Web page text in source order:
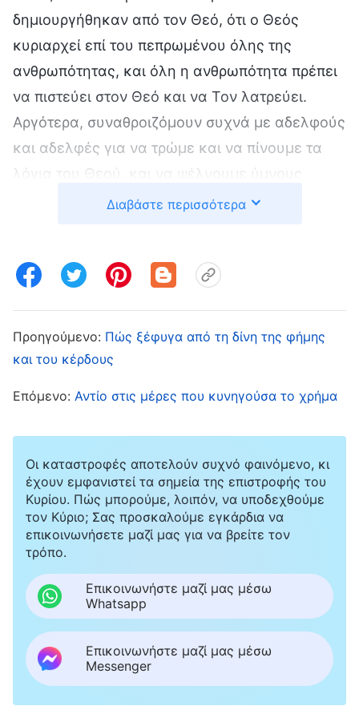
δημιουργήθηκαν από τον Θεό, ότι ο Θεός
κυριαρχεί επί του πεπρωμένου όλης της
ανθρωπότητας, και όλη η ανθρωπότητα πρέπει
να πιστεύει στον Θεό και να Τον λατρεύει.
Αργότερα, συναθροιζόμουν συχνά με αδελφούς
και αδελφές για να τρώμε και να πίνουμε τα
λόγια του Θεού, και να ψέλνουμε ύμνους
δοξολογίας προς τον Θεό. Το απολάμβανα
κάνω καθήκοντα. Ήμουν υπεύθυνη για τις
περίοδο, ήταν η χαμηλή σεζόν για τις πωλήσεις
στο αποστακτήριο, και δούλευα μόνο τις μισές
Κυριακές. Η δουλειά μου δεν με εμπόδιζε να
καθήκον μου.
Το φθινόπωρο του 2006, είχε πάρα πολλή
δουλειά στο αποστακτήριο. Χρειαζόταν να
δουλεύω πάνω από δέκα ώρες τη μέρα
τουλάχιστον. Ο διευθυντής του αποστακτηρίου
έλεγε συχνά στα μίτινγκ: «Τώρα είναι η
περίοδος της μέγιστης παραγωγής. Ως
επικεφαλής ομάδας, πρέπει να βρεις τρόπους
να πετύχεις τον στόχο της παραγωγής εντός
της προθεσμίας. Δεν πρέπει να πάρεις άδεια, να
Διαβάστε περισσότερα
Προηγούμενο: Πώς ξέφυγα από τη δίνη της φήμης
και του κέρδους
Επόμενο: Αντίο στις μέρες που κυνηγούσα το χρήμα
Οι καταστροφές αποτελούν συχνό φαινόμενο, κι
έχουν εμφανιστεί τα σημεία της επιστροφής του
Κυρίου. Πώς μπορούμε, λοιπόν, να υποδεχθούμε
τον Κύριο; Σας προσκαλούμε εγκάρδια να
επικοινωνήσετε μαζί μας για να βρείτε τον
τρόπο.
Επικοινωνήστε μαζί μας μέσω
Whatsapp
Επικοινωνήστε μαζί μας μέσω
Messenger